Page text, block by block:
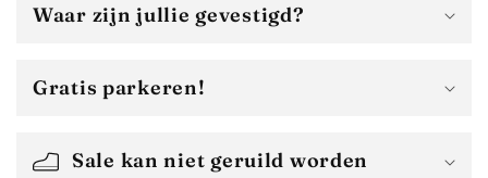
Waar zijn jullie gevestigd?
Gratis parkeren!
Sale kan niet geruild worden